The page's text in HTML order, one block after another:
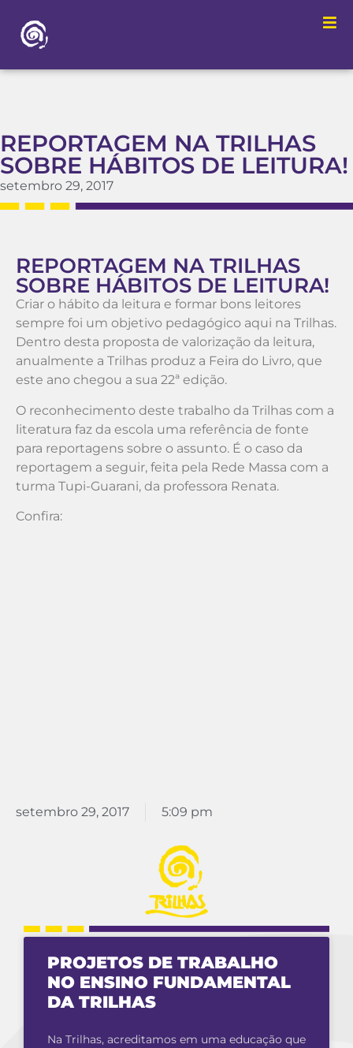
REPORTAGEM NA TRILHAS
SOBRE HÁBITOS DE LEITURA!
setembro 29, 2017
REPORTAGEM NA TRILHAS
SOBRE HÁBITOS DE LEITURA!
Criar o hábito da leitura e formar bons leitores
sempre foi um objetivo pedagógico aqui na Trilhas.
Dentro desta proposta de valorização da leitura,
anualmente a Trilhas produz a Feira do Livro, que
este ano chegou a sua 22ª edição.
O reconhecimento deste trabalho da Trilhas com a
literatura faz da escola uma referência de fonte
para reportagens sobre o assunto. É o caso da
reportagem a seguir, feita pela Rede Massa com a
turma Tupi-Guarani, da professora Renata.
Confira:
setembro 29, 2017 5:09 pm
PROJETOS DE TRABALHO
NO ENSINO FUNDAMENTAL
DA TRILHAS
Na Trilhas, acreditamos em uma educação que